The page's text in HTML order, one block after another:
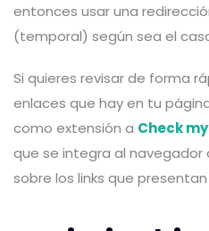
entonces usar una
(temporal) según sea el
Si quieres revisar de forma
enlaces que hay en tu
como extensión a Check
que se integra al
sobre los links que